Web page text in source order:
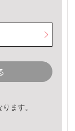
ます。